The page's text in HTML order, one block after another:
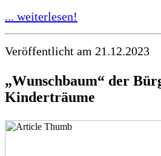
... weiterlesen!
Veröffentlicht am 21.12.2023
„Wunschbaum“ der
Kinderträume